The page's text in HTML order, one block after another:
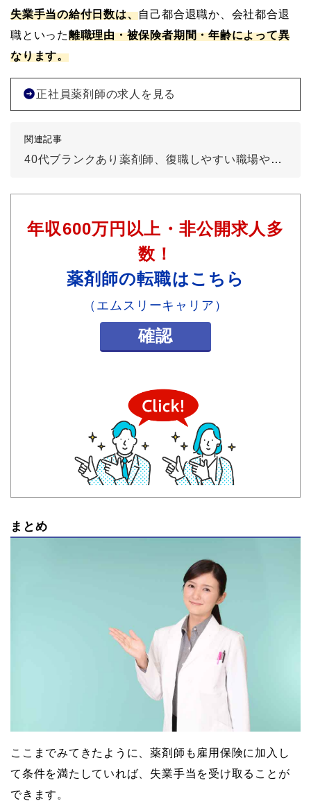
失業手当の給付日数は、自己都合退職か、会社都合退
職といった離職理由・被保険者期間・年齢によって異
なります。
正社員薬剤師の求人を見る
関連記事
40代ブランクあり薬剤師、復職しやすい職場や復職するためのポイント解説
年収600万円以上・非公開求人多
数！
薬剤師の転職はこちら
（エムスリーキャリア）
確認
まとめ
ここまでみてきたように、薬剤師も雇用保険に加入し
て条件を満たしていれば、失業手当を受け取ることが
できます。